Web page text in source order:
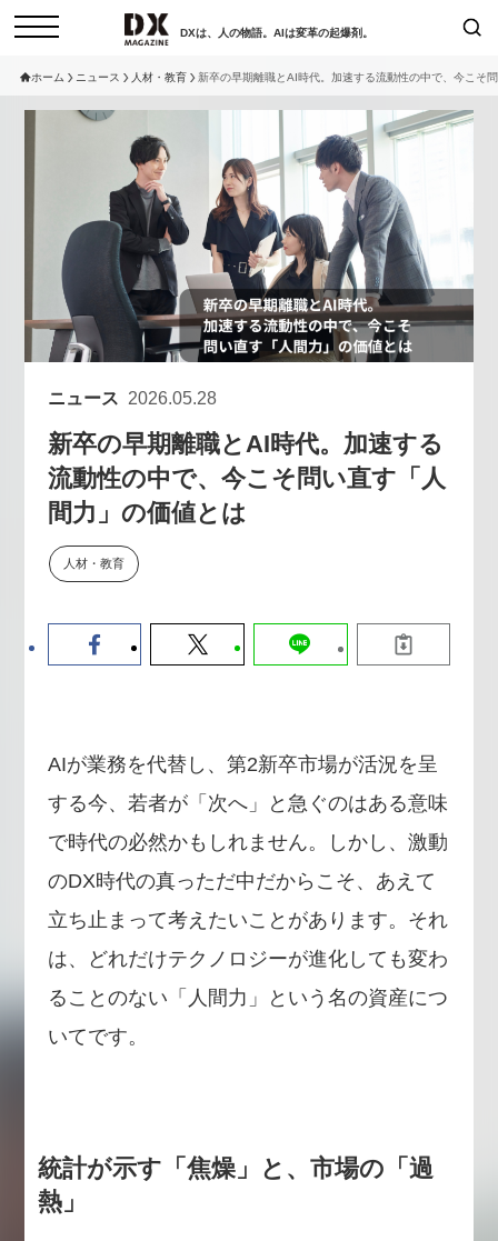
DXは、人の物語。AIは変革の起爆剤。
ニュース
サービスメニュー 日本オムニチャネル協会
トップページ
特集
動画
サイトマップ
お問い合わせ
個人情報保護法について
採用情報
検索
現在開催予定のセミナー
セミナー
【8/12開催】「イノベーションを
数値化する」～投資される事業の
学ぶ資金調達・巻き込みのリアル
2026-06-10
セミナー
【9/30開催】AIで何でもできる時
ホーム ニュース 人材・教育 新卒の早期離職とAI時代。加速する流動性の中で、今こそ
ニュース 2026.05.28
新卒の早期離職とAI時代。加速する
流動性の中で、今こそ問い直す「人
間力」の価値とは
人材・教育
AIが業務を代替し、第2新卒市場が活況を呈
する今、若者が「次へ」と急ぐのはある意味
で時代の必然かもしれません。しかし、激動
のDX時代の真っただ中だからこそ、あえて
立ち止まって考えたいことがあります。それ
は、どれだけテクノロジーが進化しても変わ
ることのない「人間力」という名の資産につ
いてです。
統計が示す「焦燥」と、市場の「過
熱」